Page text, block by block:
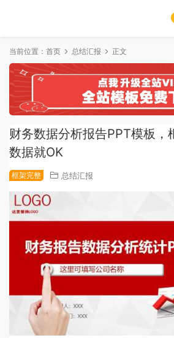
当前位置： 首页 总结汇报 正文
财务数据分析报告PPT模板，
数据就OK
框架完整 总结汇报